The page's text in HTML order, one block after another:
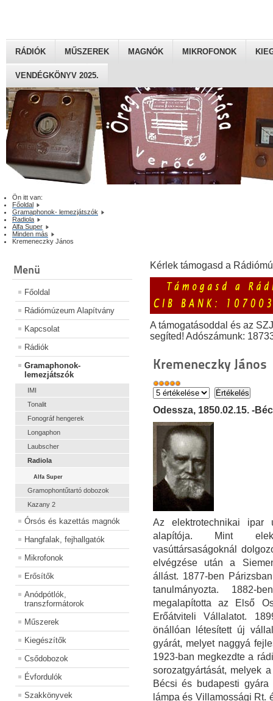
RÁDIÓK MŰSZEREK MAGNÓK MIKROFONOK
VENDÉGKÖNYV 2025.
Ön itt van:
Főoldal
Gramaphonok- lemezjátszók
Radiola
Alfa Super
Minden más
Kremeneczky János
Menü
Főoldal
Rádiómúzeum Alapítvány
Kapcsolat
Rádiók
Gramaphonok-
lemezjátszók
IMI
Tonalit
Fonográf hengerek
Longaphon
Laubscher
Radiola
Alfa Super
Gramophontűtartó dobozok
Kazany 2
Órsós és kazettás magnók
Hangfalak, fejhallgatók
Mikrofonok
Erősítők
Anódpótlók,
transzformátorok
Műszerek
Kiegészítők
Csődobozok
Évfordulók
Szakkönyvek
Kérlek támogasd a
A támogatásoddal és az
segíted! Adószámunk:
Kremeneczky János
Odessza, 1850.02.15. -
Az elektrotechnikai ipar
alapítója. Mint
vasúttársaságoknál
elvégzése után a
állást. 1877-ben
tanulmányozta. 1882-
megalapította az Első
Erőátviteli Vállalatot.
önállóan létesített új
gyárát, melyet naggyá
1923-ban megkezdte a
sorozatgyártását, melyek
Bécsi és budapesti
lámpa és Villamossági Rt.